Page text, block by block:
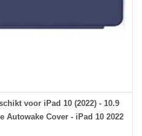
voor iPad 10 (2022) - 10.9
Autowake Cover - iPad 10 2022